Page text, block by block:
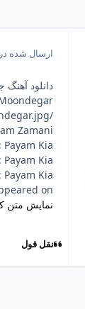
ارسال شده در
دانلود آهنگ
/Image/Post/7.2026/Alireza%20Baghshahi%20-%20Zakhme%20Moondegar.jpg
Zamani
Payam Kia
Kia
Kia
on
نمایش متن
نقل قول